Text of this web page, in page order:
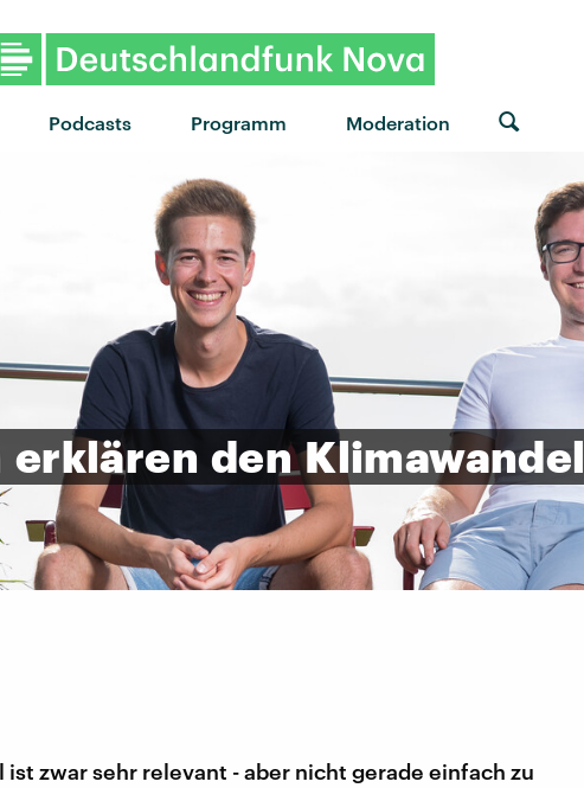
Podcasts Programm Moderation
erklären den Klimawandel
ist zwar sehr relevant - aber nicht gerade einfach zu